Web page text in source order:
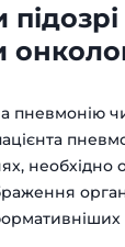
пневмонію
необхідно